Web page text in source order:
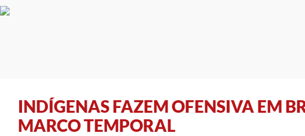
INDÍGENAS FAZEM OFENSIVA EM
MARCO TEMPORAL